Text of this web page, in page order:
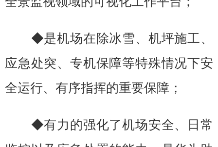
◆是机场在除冰雪、机坪施工、
应急处突、专机保障等特殊情况下安
全运行、有序指挥的重要保障；
◆有力的强化了机场安全、日常